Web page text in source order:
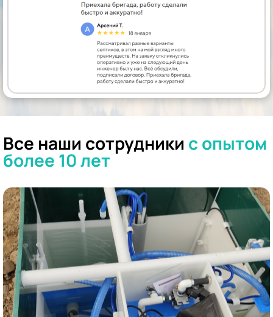
Все наши сотрудники с опытом
более 10 лет